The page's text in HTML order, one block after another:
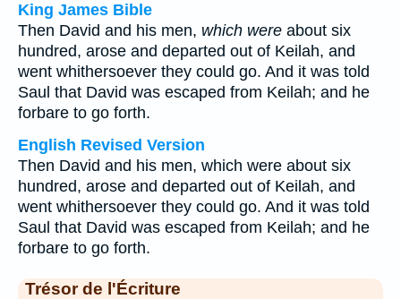
King James Bible
Then David and his men, which were about six
hundred, arose and departed out of Keilah, and
went whithersoever they could go. And it was told
Saul that David was escaped from Keilah; and he
forbare to go forth.
English Revised Version
Then David and his men, which were about six
hundred, arose and departed out of Keilah, and
went whithersoever they could go. And it was told
Saul that David was escaped from Keilah; and he
forbare to go forth.
Trésor de l'Écriture